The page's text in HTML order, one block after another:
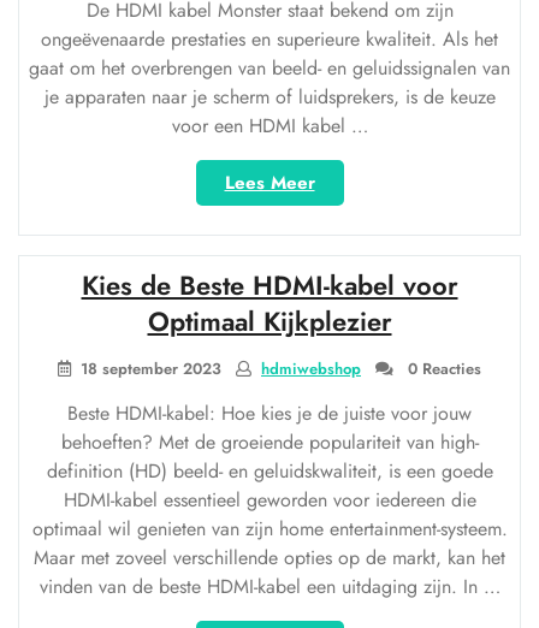
De HDMI kabel Monster staat bekend om zijn
ongeëvenaarde prestaties en superieure kwaliteit. Als het
gaat om het overbrengen van beeld- en geluidssignalen van
je apparaten naar je scherm of luidsprekers, is de keuze
voor een HDMI kabel …
Lees Meer“Ontdek
de
Kracht
van
de
HDMI
Kabel
Monster
Optimaal
Beeld
en
Geluid”
Kies de Beste HDMI-kabel voor
Optimaal Kijkplezier
18 september 2023 hdmiwebshop 0 Reacties
Beste HDMI-kabel: Hoe kies je de juiste voor jouw
behoeften? Met de groeiende populariteit van high-
definition (HD) beeld- en geluidskwaliteit, is een goede
HDMI-kabel essentieel geworden voor iedereen die
optimaal wil genieten van zijn home entertainment-systeem.
Maar met zoveel verschillende opties op de markt, kan het
vinden van de beste HDMI-kabel een uitdaging zijn. In …